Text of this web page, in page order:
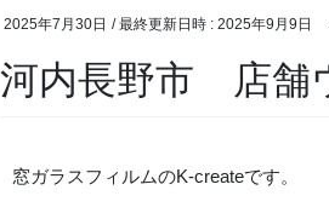
2025年7月30日 / 最終更新日時 : 2025年9月9日
河内長野市 店舗
窓ガラスフィルムのK-createです。